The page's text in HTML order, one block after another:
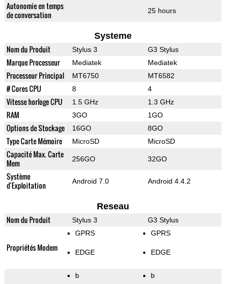
Autonomie en temps
de conversation
25 hours
Systeme
Nom du Produit Stylus 3 G3 Stylus
Marque Processeur Mediatek Mediatek
Processeur Principal MT6750 MT6582
# Cores CPU 8 4
Vitesse horloge CPU 1.5 GHz 1.3 GHz
RAM 3GO 1GO
Options de Stockage 16GO 8GO
Type Carte Mémoire MicroSD MicroSD
Capacité Max. Carte
Mem
256GO 32GO
Système
d'Exploitation
Android 7.0 Android 4.4.2
Reseau
Nom du Produit Stylus 3 G3 Stylus
Propriétés Modem
GPRS
EDGE
GPRS
EDGE
b b